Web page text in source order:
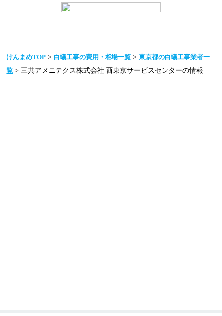
けんまめTOP > 白蟻工事の費用・相場一覧 >東京都の白蟻工事業者一
覧 > 三共アメニテクス株式会社 西東京サービスセンターの情報